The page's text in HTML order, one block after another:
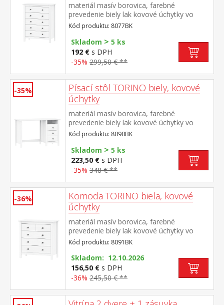
materiál masív borovica, farebné
prevedenie biely lak kovové úchytky vo
farebnom prevedení černená mosadz päť
zásuviek s kovovými pojazdmi
Kód produktu: 8077BK
Skladom > 5 ks
192 € s DPH
-35% 299,50 € **
-35%
Písací stôl TORINO biely, kovové
úchytky
materiál masív borovica, farebné
prevedenie biely lak kovové úchytky vo
farebnom prevedení černená mosadz 3
zásuvky s kovovými pojazdmi, 1 polica
Kód produktu: 8090BK
Skladom > 5 ks
223,50 € s DPH
-35% 348 € **
-36%
Komoda TORINO biela, kovové
úchytky
materiál masív borovica, farebné
prevedenie biely lak kovové úchytky vo
farebnom prevedení černená mosadz 2
menšie a 3 väčšie zásuvky s kovovými
pojazdmi
Kód produktu: 8091BK
Skladom: 12.10.2026
156,50 € s DPH
-36% 245,50 € **